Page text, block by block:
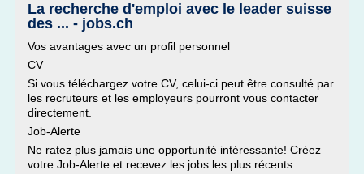
La recherche d'emploi avec le leader suisse
des ... - jobs.ch
Vos avantages avec un profil personnel
CV
Si vous téléchargez votre CV, celui-ci peut être consulté par
les recruteurs et les employeurs pourront vous contacter
directement.
Job-Alerte
Ne ratez plus jamais une opportunité intéressante! Créez
votre Job-Alerte et recevez les jobs les plus récents